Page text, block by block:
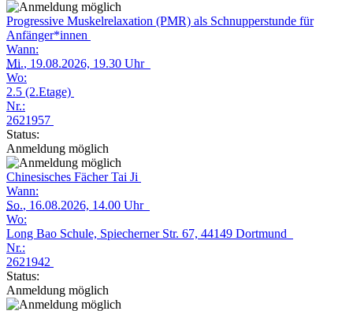
Progressive Muskelrelaxation (PMR) als Schnupperstunde für
Anfänger*innen
Wann:
Mi., 19.08.2026, 19.30 Uhr
Wo:
2.5 (2.Etage)
Nr.:
2621957
Status:
Anmeldung möglich
Chinesisches Fächer Tai Ji
Wann:
So., 16.08.2026, 14.00 Uhr
Wo:
Long Bao Schule, Spiecherner Str. 67, 44149 Dortmund
Nr.:
2621942
Status:
Anmeldung möglich